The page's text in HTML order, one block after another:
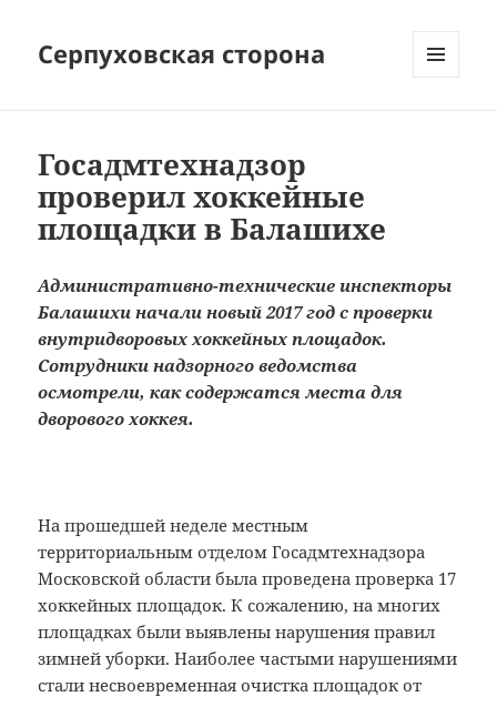
Серпуховская сторона
Госадмтехнадзор
проверил хоккейные
площадки в Балашихе
Административно-технические инспекторы
Балашихи начали новый 2017 год с проверки
внутридворовых хоккейных площадок.
Сотрудники надзорного ведомства
осмотрели, как содержатся места для
дворового хоккея.
На прошедшей неделе местным
территориальным отделом Госадмтехнадзора
Московской области была проведена проверка 17
хоккейных площадок. К сожалению, на многих
площадках были выявлены нарушения правил
зимней уборки. Наиболее частыми нарушениями
стали несвоевременная очистка площадок от